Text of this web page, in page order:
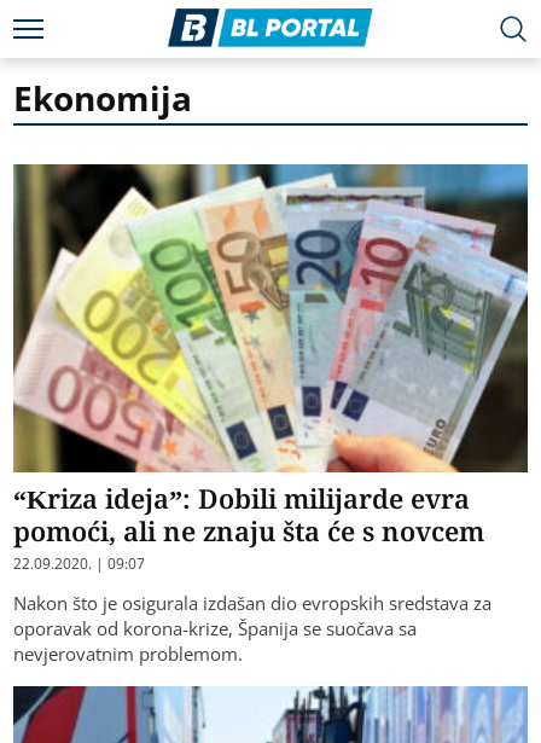
Ekonomija
“Kriza ideja”: Dobili milijarde evra
pomoći, ali ne znaju šta će s novcem
22.09.2020. | 09:07
Nakon što je osigurala izdašan dio evropskih sredstava za
oporavak od korona-krize, Španija se suočava sa
nevjerovatnim problemom.